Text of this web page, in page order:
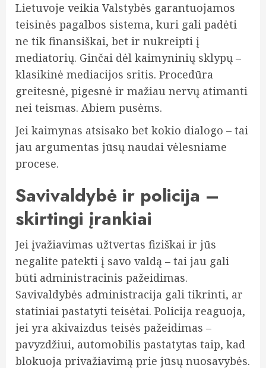
Lietuvoje veikia Valstybės garantuojamos
teisinės pagalbos sistema, kuri gali padėti
ne tik finansiškai, bet ir nukreipti į
mediatorių. Ginčai dėl kaimyninių sklypų –
klasikinė mediacijos sritis. Procedūra
greitesnė, pigesnė ir mažiau nervų atimanti
nei teismas. Abiem pusėms.
Jei kaimynas atsisako bet kokio dialogo – tai
jau argumentas jūsų naudai vėlesniame
procese.
Savivaldybė ir policija –
skirtingi įrankiai
Jei įvažiavimas užtvertas fiziškai ir jūs
negalite patekti į savo valdą – tai jau gali
būti administracinis pažeidimas.
Savivaldybės administracija gali tikrinti, ar
statiniai pastatyti teisėtai. Policija reaguoja,
jei yra akivaizdus teisės pažeidimas –
pavyzdžiui, automobilis pastatytas taip, kad
blokuoja privažiavimą prie jūsų nuosavybės.